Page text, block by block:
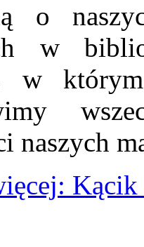
o
w
w
naszych